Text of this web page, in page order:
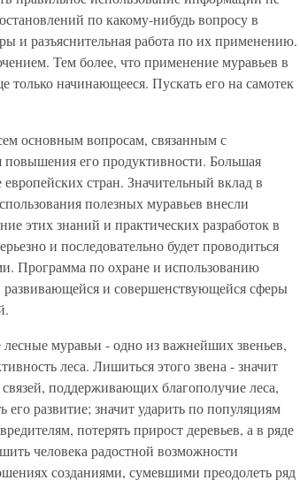
по какому-нибудь вопросу в
и разъяснительная работа по их применению.
Тем более, что применение муравьев в
только начинающееся. Пускать его на самотек
основным вопросам, связанным с
повышения его продуктивности. Большая
стран. Значительный вклад в
полезных муравьев внесли
этих знаний и практических разработок в
и последовательно будет проводиться
Программа по охране и использованию
и совершенствующейся сферы
муравьи - одно из важнейших звеньев,
леса. Лишиться этого звена - значит
поддерживающих благополучие леса,
его развитие; значит ударить по популяциям
потерять прирост деревьев, а в ряде
человека радостной возможности
созданиями, сумевшими преодолеть ряд